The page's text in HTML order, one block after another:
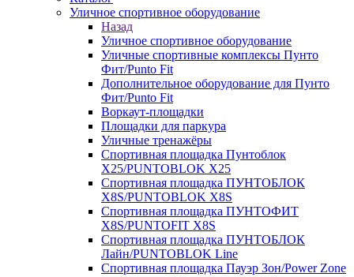
Уличное спортивное оборудование
Назад
Уличное спортивное оборудование
Уличные спортивные комплексы Пунто
Фит/Punto Fit
Дополнительное оборудование для Пунто
Фит/Punto Fit
Воркаут-площадки
Площадки для паркура
Уличные тренажёры
Спортивная площадка Пунтоблок
Х25/PUNTOBLOK X25
Спортивная площадка ПУНТОБЛОК
X8S/PUNTOBLOK X8S
Спортивная площадка ПУНТОФИТ
X8S/PUNTOFIT X8S
Спортивная площадка ПУНТОБЛОК
Лайн/PUNTOBLOK Line
Спортивная площадка Пауэр Зон/Power Zone